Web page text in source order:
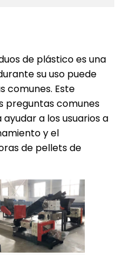
de plástico es una
su uso puede
comunes. Este
preguntas comunes
a los usuarios a
y el
de pellets de